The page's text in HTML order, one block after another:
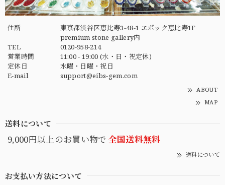
住所
東京都渋谷区恵比寿3-48-1 エポック恵比寿1F
premium stone gallery内
TEL
0120-958-214
営業時間
11:00 - 19:00 (水・日・祝定休)
定休日
水曜・日曜・祝日
E-mail
support@eibs-gem.com
ABOUT
MAP
送料について
9,000円以上のお買い物で 全国送料無料
送料について
お支払い方法について